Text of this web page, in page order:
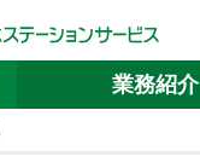
業務紹介